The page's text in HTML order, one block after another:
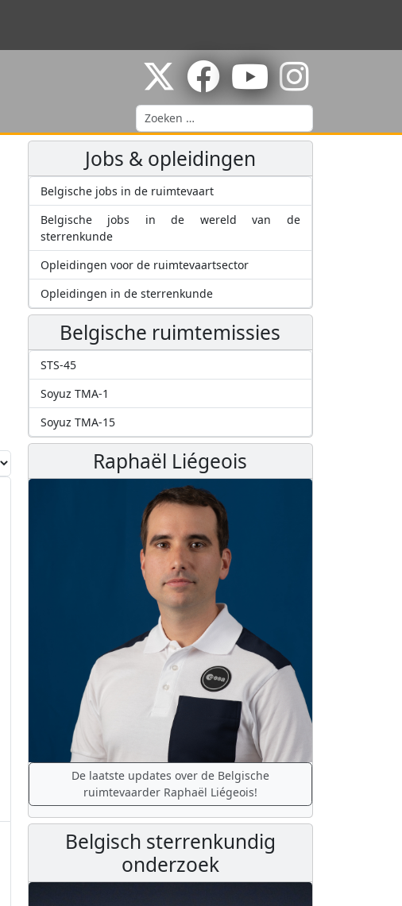
Zoeken
Jobs & opleidingen
Belgische jobs in de ruimtevaart
Belgische jobs in de wereld van de
sterrenkunde
Opleidingen voor de ruimtevaartsector
Opleidingen in de sterrenkunde
Belgische ruimtemissies
STS-45
Soyuz TMA-1
Soyuz TMA-15
Raphaël Liégeois
De laatste updates over de Belgische
ruimtevaarder Raphaël Liégeois!
Belgisch sterrenkundig
onderzoek